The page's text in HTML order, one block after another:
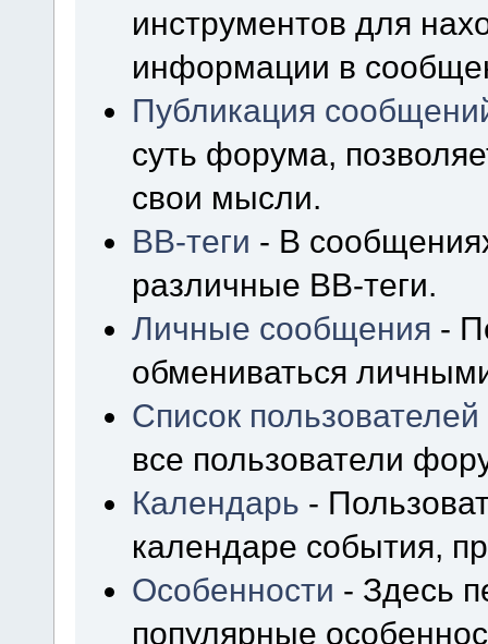
инструментов для
информации в
Публикация
суть форума,
свои мысли.
BB-теги - В
различные BB-теги.
Личные сообщения -
обмениваться
Список пользователей
все пользователи
Календарь -
календаре события,
Особенности - Здесь
популярные